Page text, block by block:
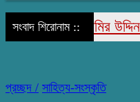
সংবাদ শিরোনাম ::
মরহুম জামির উদ্দিন
প্রচ্ছদ / সাহিত্য-সংস্কৃতি